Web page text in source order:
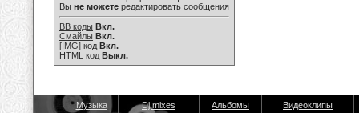
Вы не можете редактировать сообщения
BB коды Вкл.
Смайлы Вкл.
[IMG] код Вкл.
HTML код Выкл.
Музыка Dj mixes Альбомы Видеоклипы